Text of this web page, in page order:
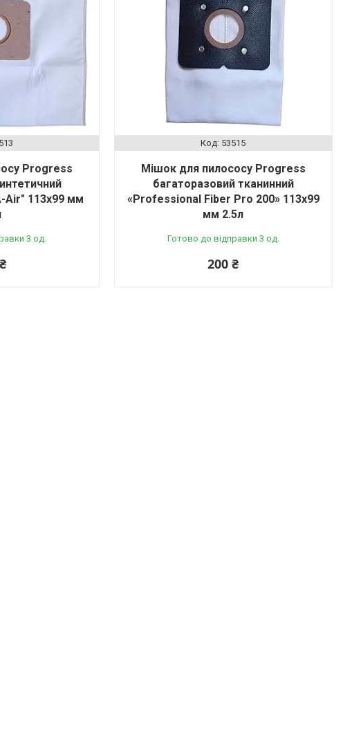
Progress
Air" 113х99 мм
3 од.
53515
Мішок для пилососу Progress
багаторазовий тканинний
«Professional Fiber Pro 200» 113х99
мм 2.5л
Готово до відправки 3 од.
200 ₴